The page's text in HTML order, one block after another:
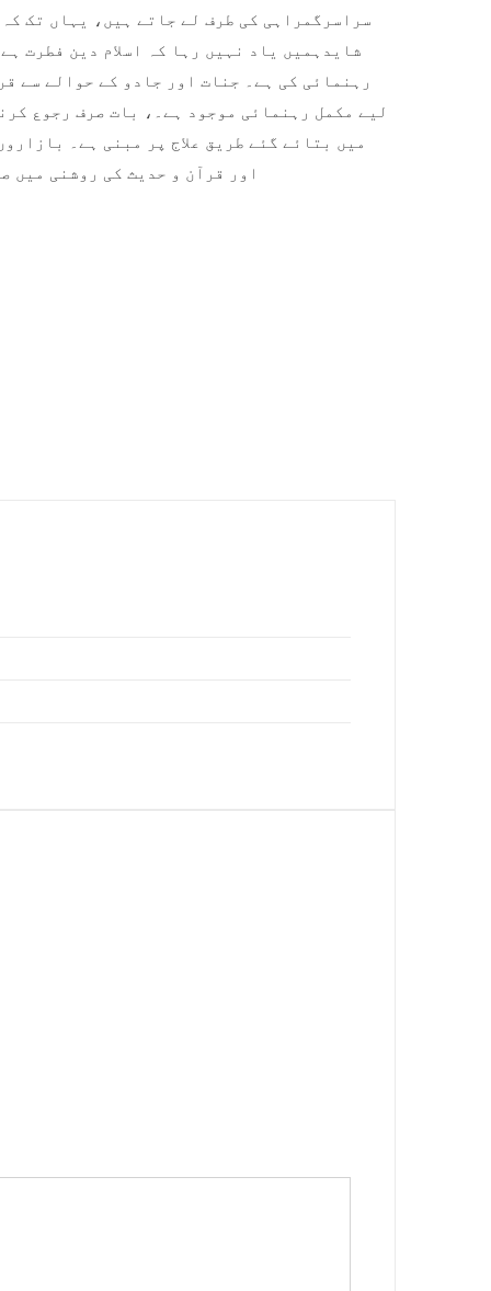
سراسرگمراہی کی طرف لے جاتے ہیں، یہاں تک
شایدہمیں یاد نہیں رہا کہ اسلام دین فطرت
رہنمائی کی ہے۔ جنات اور جادو کے حوالے سے
لیے مکمل رہنمائی موجود ہے۔، بات صرف رجوع
میں بتائے گئے طریق علاج پر مبنی ہے۔
اور قرآن و حدیث کی روشنی میں